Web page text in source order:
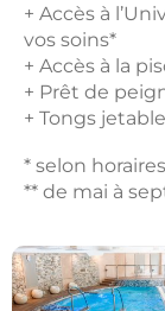
+ Accès à
vos soins*
+ Accès à la
+ Prêt de
+ Tongs
* selon
** de mai à